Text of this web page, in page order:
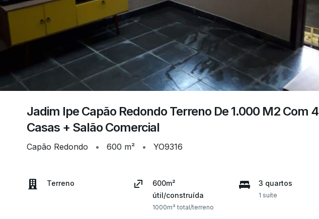
Jadim Ipe Capão Redondo Terreno De 1.000 M2 Com 4
Casas + Salão Comercial
Capão Redondo • 600 m² • YO9316
Terreno
600m²
útil/construída
1000m² total/terreno
3 quartos
1 suíte